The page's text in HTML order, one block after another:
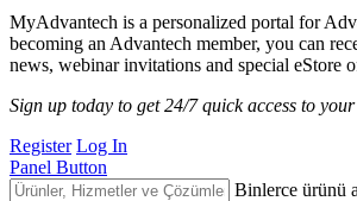
MyAdvantech is a personalized portal for
becoming an Advantech member, you can
news, webinar invitations and special eStore
Sign up today to get 24/7 quick access to
Register Log In
Panel Button
Binlerce ürünü